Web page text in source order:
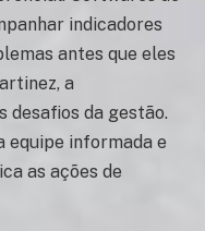
indicadores
antes que eles
a
desafios da gestão.
equipe informada e
as ações de